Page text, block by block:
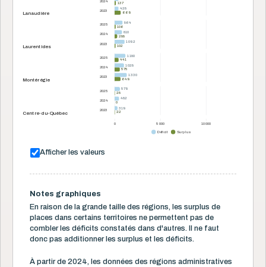
0 5 000 10 000
428
428
137
137
669
669
864
864
810
810
1 092
1 092
106
106
288
288
102
102
1 180
1 180
1 028
1 028
1 330
1 330
441
441
575
575
649
649
579
579
482
482
319
319
28
28
00
22
22
Lanaudière
2024
2023
Laurentides
2025
2024
2023
Montérégie
2025
2024
2023
Centre-du-Québec
2025
2024
2023
Déficit Surplus
Afficher les valeurs
Notes graphiques
En raison de la grande taille des régions, les surplus de
places dans certains territoires ne permettent pas de
combler les déficits constatés dans d'autres. Il ne faut
donc pas additionner les surplus et les déficits.
À partir de 2024, les données des régions administratives